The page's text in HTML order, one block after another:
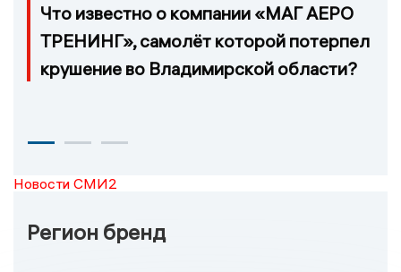
Что известно о компании «МАГ АЕРО
ТРЕНИНГ», самолёт которой потерпел
крушение во Владимирской области?
Новости СМИ2
Регион бренд